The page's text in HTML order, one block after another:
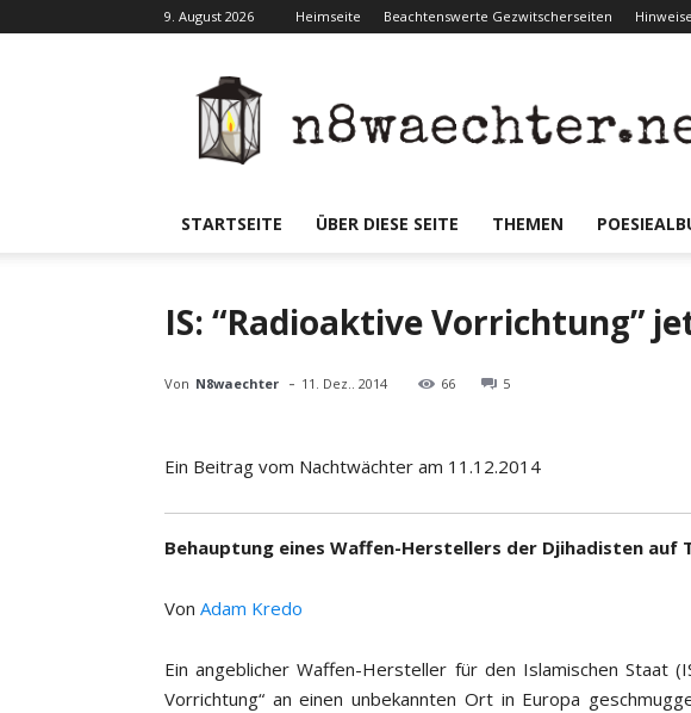
9. August 2026 Heimseite Beachtenswerte Gezwitscherseiten
STARTSEITE ÜBER DIESE SEITE THEMEN
IS: “Radioaktive Vorrichtung”
Von N8waechter - 11. Dez.. 2014 66 5
Ein Beitrag vom Nachtwächter am 11.12.2014
Behauptung eines Waffen-Herstellers der Djihadisten auf
Von Adam Kredo
Ein angeblicher Waffen-Hersteller für den Islamischen Staat
Vorrichtung“ an einen unbekannten Ort in Europa